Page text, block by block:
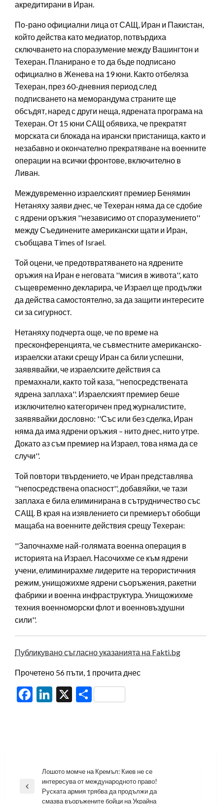
акредитирани в Иран.
По-рано официални лица от САЩ, Иран и Пакистан,
който действа като медиатор, потвърдиха
сключването на споразумение между Вашингтон и
Техеран. Планирано е то да бъде подписано
официално в Женева на 19 юни. Както отбеляза
Техеран, през 60-дневния период след
подписването на меморандума страните ще
обсъдят, наред с други неща, ядрената програма на
Техеран. От 15 юни САЩ обявиха, че прекратят
морската си блокада на ирански пристанища, както и
незабавно и окончателно прекратяване на военните
операции на всички фронтове, включително в
Ливан.
Междувременно израелският премиер Бенямин
Нетаняху заяви днес, че Техеран няма да се сдобие
с ядрени оръжия ''независимо от споразумението''
между Съединените американски щати и Иран,
съобщава Times of Israel.
Той оцени, че предотвратяването на ядрените
оръжия на Иран е неговата ''мисия в живота'', като
същевременно декларира, че Израел ще продължи
да действа самостоятелно, за да защити интересите
си за сигурност.
Нетаняху подчерта още, че по време на
пресконференцията, че съвместните американско-
израелски атаки срещу Иран са били успешни,
заявявайки, че израелските действия са
премахнали, както той каза, ''непосредствената
ядрена заплаха''. Израелският премиер беше
изключително категоричен пред журналистите,
заявявайки дословно: ''Със или без сделка, Иран
няма да има ядрени оръжия – нито днес, нито утре.
Докато аз съм премиер на Израел, това няма да се
случи''.
Той повтори твърдението, че Иран представлява
''непосредствена опасност'', добавяйки, че тази
заплаха е била елиминирана в сътрудничество със
САЩ. В края на изявлението си премиерът обобщи
мащаба на военните действия срещу Техеран:
''Започнахме най-голямата военна операция в
историята на Израел. Насочихме се към ядрени
учени, елиминирахме лидерите на терористичния
режим, унищожихме ядрени съоръжения, ракетни
фабрики и военна инфраструктура. Унищожихме
техния военноморски флот и военновъздушни
сили''.
Публикувано съгласно указанията на Fakti.bg
Прочетено 56 пъти, 1 прочита днес
Facebook
LinkedIn
X Share
Навигация
Previous
Лошото момче на Кремъл: Киев не се
интересува от международното право!
Руската армия трябва да продължи да
смазва въоръжените бойци на Украйна